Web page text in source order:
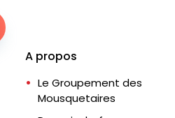
A propos
Le Groupement des
Mousquetaires